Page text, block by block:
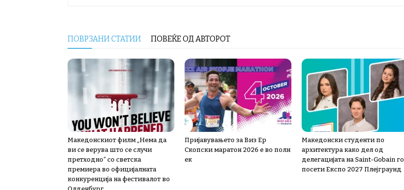
ПОВРЗАНИ СТАТИИ ПОВЕЌЕ ОД АВТОРОТ
Македонскиот филм „Нема да
ви се верува што се случи
претходно“ со светска
премиера во официјалната
конкуренција на фестивалот во
Пријавувањето за Виз Ер
Скопски маратон 2026 е во полн
ек
Македонски студенти по
архитектура како дел од
делегацијата на Saint-Gobain го
посети Експо 2027 Плејграунд